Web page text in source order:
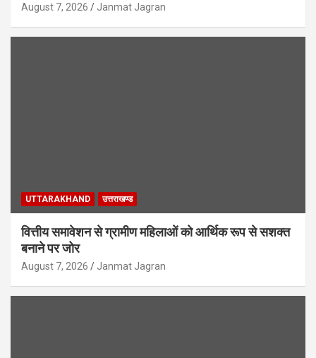
August 7, 2026 Janmat Jagran
UTTARAKHAND उत्तराखण्ड
वित्तीय समावेशन से ग्रामीण महिलाओं को आर्थिक रूप से सशक्त
बनाने पर जोर
August 7, 2026 Janmat Jagran